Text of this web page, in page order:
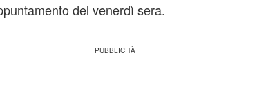
del venerdì sera.